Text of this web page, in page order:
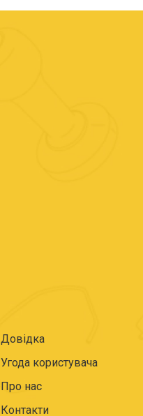
Довідка
Угода користувача
Про нас
Контакти